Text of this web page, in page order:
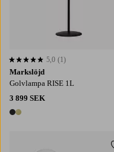
Markslöjd
Golvlampa RISE 1L
3 899 SEK
2 färger
5,0 baserat på 1 st betyg
5,0 (1)